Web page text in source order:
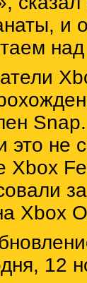
и
над
это
Xbox
Xbox
12